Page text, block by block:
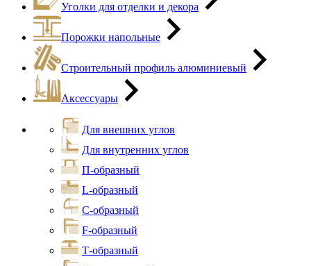
Уголки для отделки и декора
Порожки напольные
Строительный профиль алюминиевый
Аксессуары
Для внешних углов
Для внутренних углов
П-образный
L-образный
С-образный
F-образный
Т-образный